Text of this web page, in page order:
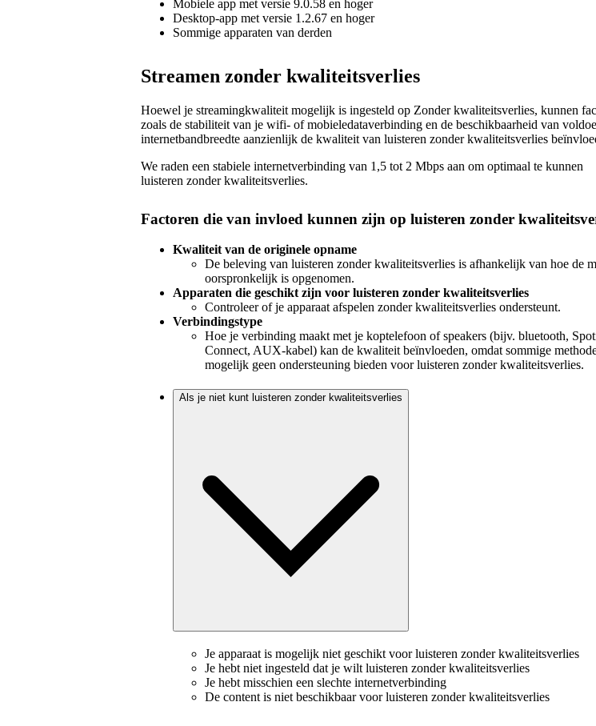
Mobiele app met versie 9.0.58 en hoger
Desktop-app met versie 1.2.67 en hoger
Sommige apparaten van derden
Streamen zonder kwaliteitsverlies
Hoewel je streamingkwaliteit mogelijk is ingesteld op Zonder kwaliteitsverlies, kunnen
zoals de stabiliteit van je wifi- of mobieledataverbinding en de beschikbaarheid van
internetbandbreedte aanzienlijk de kwaliteit van luisteren zonder kwaliteitsverlies
We raden een stabiele internetverbinding van 1,5 tot 2 Mbps aan om optimaal te kunnen
luisteren zonder kwaliteitsverlies.
Factoren die van invloed kunnen zijn op luisteren zonder
Kwaliteit van de originele opname
De beleving van luisteren zonder kwaliteitsverlies is afhankelijk van hoe de
oorspronkelijk is opgenomen.
Apparaten die geschikt zijn voor luisteren zonder kwaliteitsverlies
Controleer of je apparaat afspelen zonder kwaliteitsverlies ondersteunt.
Verbindingstype
Hoe je verbinding maakt met je koptelefoon of speakers (bijv. bluetooth,
Connect, AUX-kabel) kan de kwaliteit beïnvloeden, omdat sommige
mogelijk geen ondersteuning bieden voor luisteren zonder kwaliteitsverlies.
Als je niet kunt luisteren zonder kwaliteitsverlies
Je apparaat is mogelijk niet geschikt voor luisteren zonder kwaliteitsverlies
Je hebt niet ingesteld dat je wilt luisteren zonder kwaliteitsverlies
Je hebt misschien een slechte internetverbinding
De content is niet beschikbaar voor luisteren zonder kwaliteitsverlies